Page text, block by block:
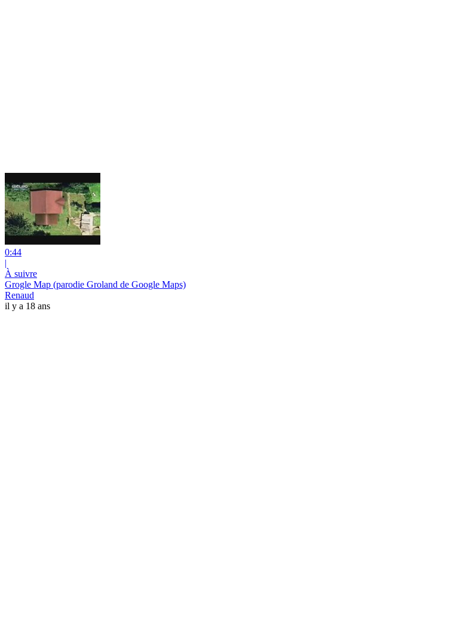
0:44
|
À suivre
Grogle Map (parodie Groland de Google Maps)
Renaud
il y a 18 ans